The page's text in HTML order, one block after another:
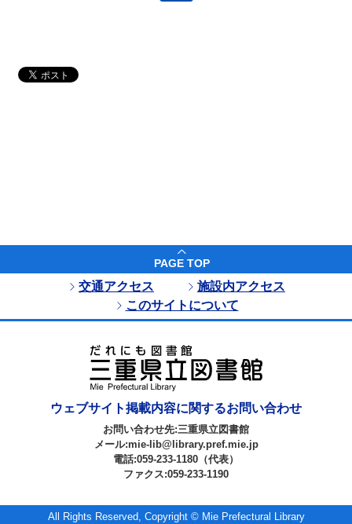
PAGE TOP
交通アクセス
施設内アクセス
このサイトについて
ウェブサイト掲載内容に関するお問い合わせ
お問い合わせ先:三重県立図書館
メール:mie-lib@library.pref.mie.jp
電話:059-233-1180（代表）
ファクス:059-233-1190
All Rights Reserved, Copyright © Mie Prefectural Library